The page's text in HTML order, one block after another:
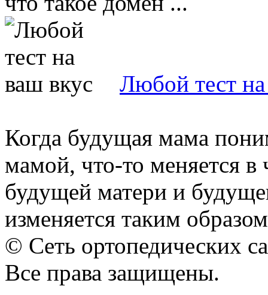
Любой тест
Когда будущая мама
мамой, что-то меняется в
будущей матери и
изменяется таким
© Сеть ортопедических
Все права защищены.